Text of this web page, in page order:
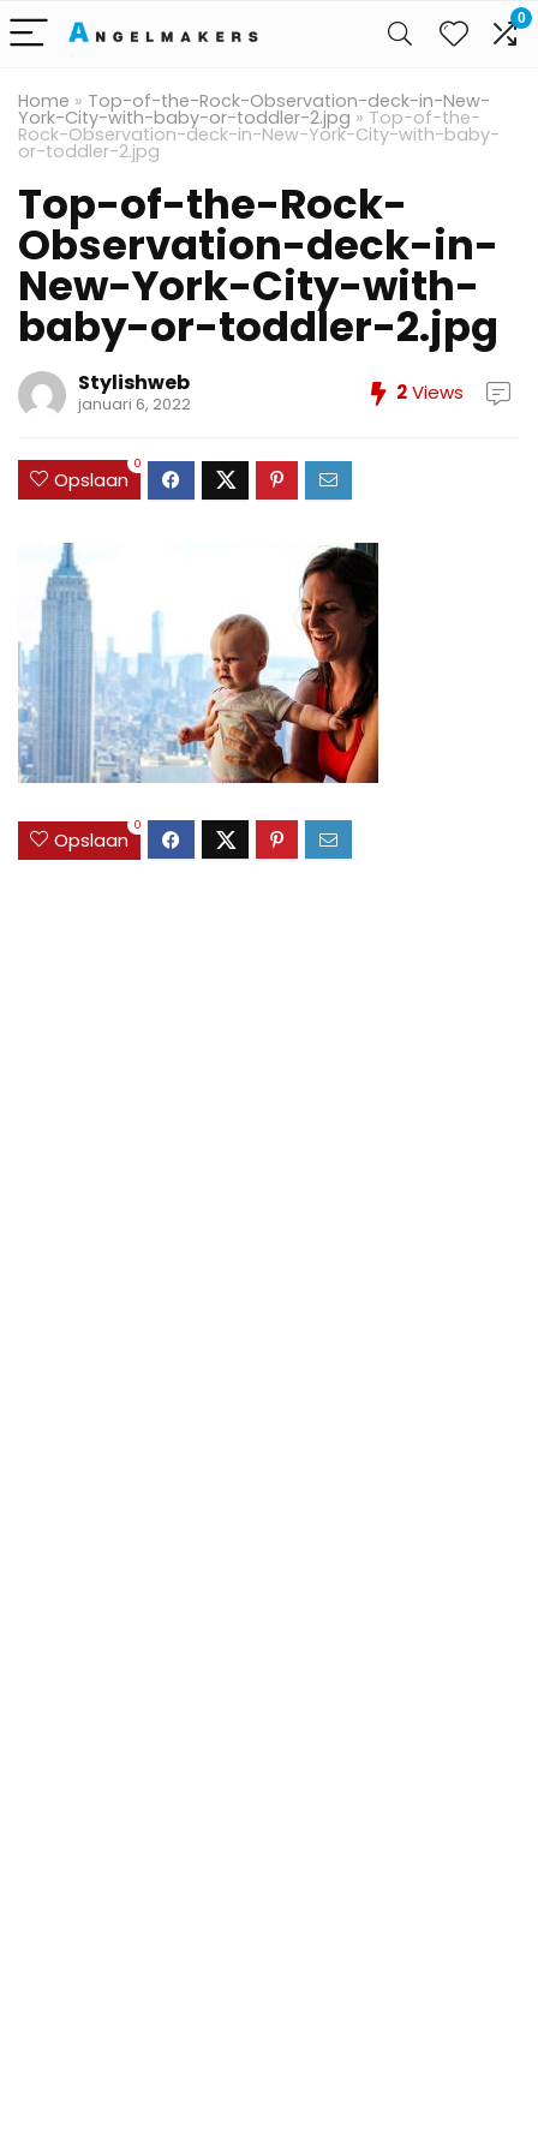
0
Home » Top-of-the-Rock-Observation-deck-in-New-
York-City-with-baby-or-toddler-2.jpg » Top-of-the-
Rock-Observation-deck-in-New-York-City-with-baby-
or-toddler-2.jpg
Top-of-the-Rock-
Observation-deck-in-
New-York-City-with-
baby-or-toddler-2.jpg
Stylishweb
januari 6, 2022 2Views
Opslaan
0
Opslaan
0